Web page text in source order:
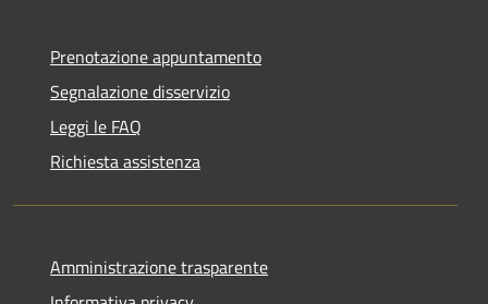
Prenotazione appuntamento
Segnalazione disservizio
Leggi le FAQ
Richiesta assistenza
Amministrazione trasparente